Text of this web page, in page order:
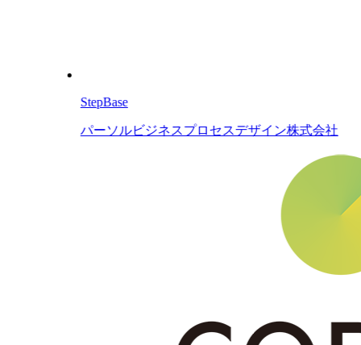
StepBase
パーソルビジネスプロセスデザイン株式会社